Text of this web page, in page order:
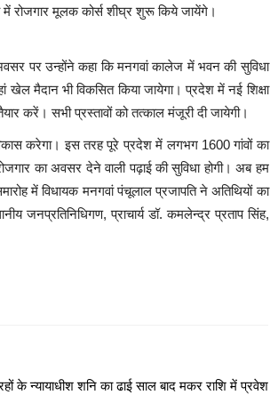
में रोजगार मूलक कोर्स शीघ्र शुरू किये जायेंगे।
पर उन्होंने कहा कि मनगवां कालेज में भवन की सुविधा
खेल मैदान भी विकसित किया जायेगा। प्रदेश में नई शिक्षा
करें। सभी प्रस्तावों को तत्काल मंजूरी दी जायेगी।
करेगा। इस तरह पूरे प्रदेश में लगभग 1600 गांवों का
का अवसर देने वाली पढ़ाई की सुविधा होगी। अब हम
में विधायक मनगवां पंचूलाल प्रजापति ने अतिथियों का
जनप्रतिनिधिगण, प्राचार्य डॉ. कमलेन्द्र प्रताप सिंह,
के न्यायाधीश शनि का ढाई साल बाद मकर राशि में प्रवेश